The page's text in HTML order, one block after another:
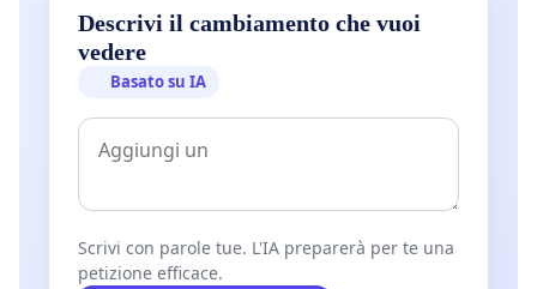
Descrivi il cambiamento che vuoi
vedere
Basato su IA
Scrivi con parole tue. L'IA preparerà per te una
petizione efficace.